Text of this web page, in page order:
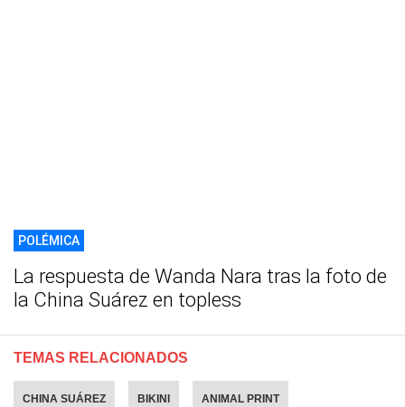
POLÉMICA
La respuesta de Wanda Nara tras la foto de
la China Suárez en topless
TEMAS RELACIONADOS
CHINA SUÁREZ BIKINI ANIMAL PRINT